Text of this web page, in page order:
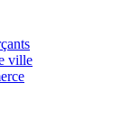
ville